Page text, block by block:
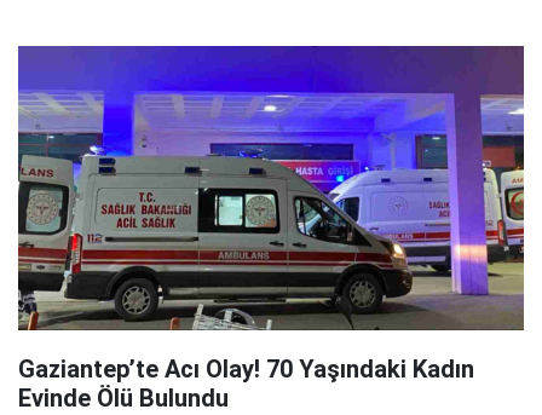
Gaziantep’te Acı Olay! 70 Yaşındaki Kadın
Evinde Ölü Bulundu